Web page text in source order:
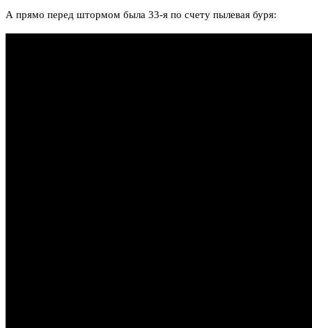
А прямо перед штормом была 33-я по счету пылевая буря: